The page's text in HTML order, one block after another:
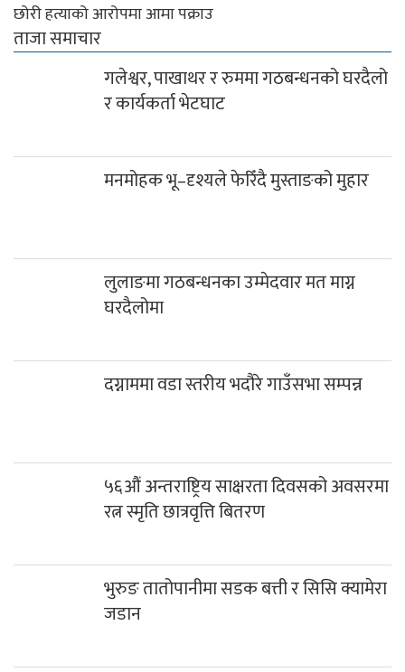
छोरी हत्याको आरोपमा आमा पक्राउ
ताजा समाचार
गलेश्वर, पाखाथर र रुममा गठबन्धनको घरदैलो
र कार्यकर्ता भेटघाट
मनमोहक भू–दृश्यले फेरिँदै मुस्ताङको मुहार
लुलाङमा गठबन्धनका उम्मेदवार मत माग्न
घरदैलोमा
दग्नाममा वडा स्तरीय भदौरे गाउँसभा सम्पन्न
५६औं अन्तराष्ट्रिय साक्षरता दिवसको अवसरमा
रत्न स्मृति छात्रवृत्ति बितरण
भुरुङ तातोपानीमा सडक बत्ती र सिसि क्यामेरा
जडान